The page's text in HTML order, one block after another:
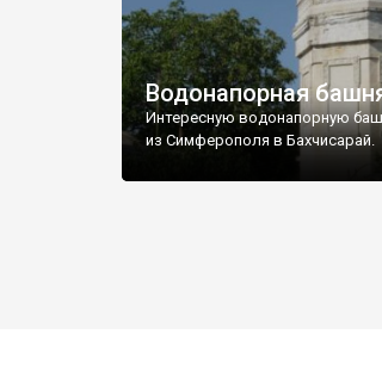
Водонапорная
Интересную водонапорную
из Симферополя в Бахчисарай.